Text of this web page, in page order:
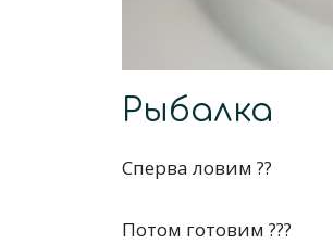
Рыбалка
Сперва ловим ??
Потом готовим ??‍?